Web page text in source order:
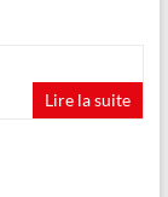
Lire la suite